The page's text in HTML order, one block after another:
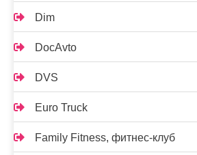
Dim
DocAvto
DVS
Euro Truck
Family Fitness, фитнес-клуб